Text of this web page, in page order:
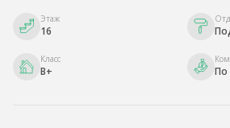
Этаж
16
Класс
B+ По